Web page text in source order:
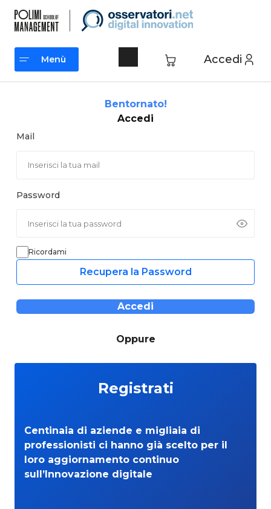
contenuto
Accedi
Menù
Bentornato!
Accedi
Mail
Password
Ricordami
Recupera la Password
Accedi
Oppure
Registrati
Centinaia di aziende e migliaia di
professionisti ci hanno già scelto per il
loro aggiornamento continuo
sull’Innovazione digitale